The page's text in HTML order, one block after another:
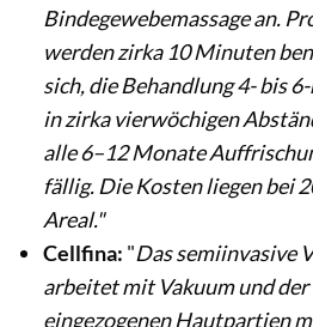
Bindegewebemassage an.
werden zirka 10 Minuten
sich, die Behandlung 4- bis
in zirka vierwöchigen
alle 6–12 Monate
fällig. Die Kosten liegen bei
Areal."
Cellfina: "Das semiinvasive
arbeitet mit Vakuum und
eingezogenen Hautpartien